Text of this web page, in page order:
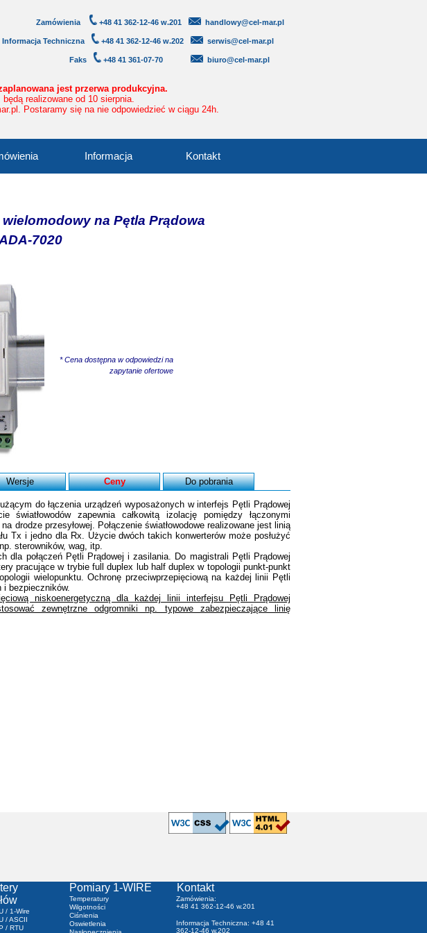
Zamówienia +48 41 362-12-46 w.201 handlowy@cel-mar.pl
Informacja Techniczna +48 41 362-12-46 w.202 serwis@cel-mar.pl
Faks +48 41 361-07-70 biuro@cel-mar.pl
jest przerwa produkcyjna.
realizowane od 10 sierpnia.
Postaramy się na nie odpowiedzieć w ciągu 24h.
Informacja Kontakt
na Pętla Prądowa
7020
* Cena dostępna w odpowiedzi na
zapytanie ofertowe
Wersje Ceny Do pobrania
do łączenia urządzeń wyposażonych w interfejs Pętli Prądowej
zapewnia całkowitą izolację pomiędzy łączonymi
drodze przesyłowej. Połączenie światłowodowe realizowane jest linią
Tx i jedno dla Rx. Użycie dwóch takich konwerterów może posłużyć
sterowników, wag, itp.
dla połączeń Pętli Prądowej i zasilania. Do magistrali Pętli Prądowej
pracujące w trybie full duplex lub half duplex w topologii punkt-punkt
wielopunktu. Ochronę przeciwprzepięciową na każdej linii Pętli
i bezpieczników.
niskoenergetyczną dla każdej linii interfejsu Pętli Prądowej
zewnętrzne odgromniki np. typowe zabezpieczające linię
/ 1-Wire
/ ASCII
/ RTU
Pomiary 1-WIRE
Temperatury
Wilgotności
Ciśnienia
Oswietlenia
Kontakt
Zamówienia:
+48 41 362-12-46 w.201
Informacja Techniczna: +48 41
362-12-46 w.202